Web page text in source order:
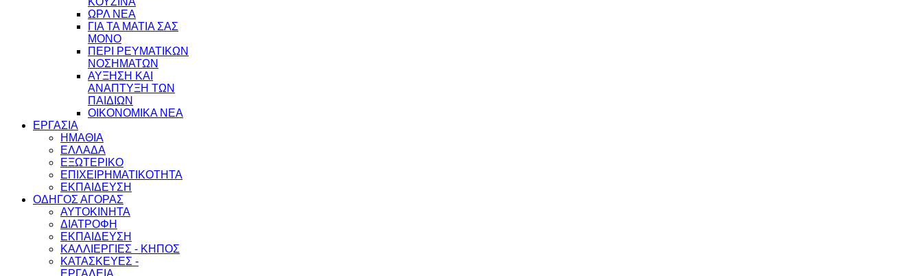
ΩΡΛ ΝEA
ΓΙΑ ΤΑ ΜΑΤΙΑ ΣΑΣ
ΜΟΝΟ
ΠΕΡΙ ΡΕΥΜΑΤΙΚΩΝ
ΝΟΣΗΜΑΤΩΝ
ΑΥΞΗΣΗ ΚΑΙ
ΑΝΑΠΤΥΞΗ ΤΩΝ
ΠΑΙΔΙΩΝ
ΟΙΚΟΝΟΜΙΚΑ ΝΕΑ
ΕΡΓΑΣΙΑ
ΗΜΑΘΙΑ
ΕΛΛΑΔΑ
ΕΞΩΤΕΡΙΚΟ
ΕΠΙΧΕΙΡΗΜΑΤΙΚΟΤΗΤΑ
ΕΚΠΑΙΔΕΥΣΗ
ΟΔΗΓΟΣ ΑΓΟΡΑΣ
ΑΥΤΟΚΙΝΗΤΑ
ΔΙΑΤΡΟΦΗ
ΕΚΠΑΙΔΕΥΣΗ
ΚΑΛΛΙΕΡΓΙΕΣ - ΚΗΠΟΣ
ΚΑΤΑΣΚΕΥΕΣ -
ΕΡΓΑΛΕΙΑ